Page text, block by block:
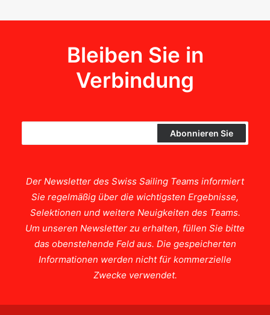
Bleiben Sie in
Verbindung
Der Newsletter des Swiss Sailing Teams informiert
Sie regelmäßig über die wichtigsten Ergebnisse,
Selektionen und weitere Neuigkeiten des Teams.
Um unseren Newsletter zu erhalten, füllen Sie bitte
das obenstehende Feld aus. Die gespeicherten
Informationen werden nicht für kommerzielle
Zwecke verwendet.